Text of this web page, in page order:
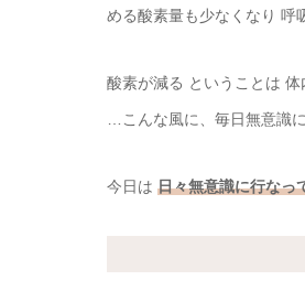
める酸素量も少なくなり 呼
酸素が減る ということは 体
…こんな風に、毎日無意識
今日は 日々無意識に行なっ